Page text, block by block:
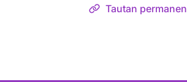
Tautan permanen